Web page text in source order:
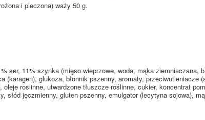
i pieczona) waży 50 g.
ser, 11% szynka (mięso wieprzowe, woda, mąka ziemniaczana,
(karagen), glukoza, błonnik pszenny, aromaty,
oleje roslinne, utwardzone tłuszcze roślinne, cukier, koncentrat
słód jęczmienny, gluten pszenny, emulgator (lecytyna sojowa),